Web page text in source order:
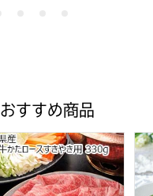
すすめ商品
【サクワ】
県産 常陸牛かたロースす
レ